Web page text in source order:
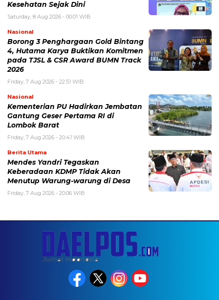
Kesehatan Sejak Dini
Saturday, 8 Aug 2026 - 00:01 WIB
Nasional
Borong 3 Penghargaan Gold Bintang
4, Hutama Karya Buktikan Komitmen
pada TJSL & CSR Award BUMN Track
2026
Friday, 7 Aug 2026 - 22:51 WIB
Nasional
Kementerian PU Hadirkan Jembatan
Gantung Geser Pertama RI di
Lombok Barat
Friday, 7 Aug 2026 - 20:41 WIB
Berita Utama
Mendes Yandri Tegaskan
Keberadaan KDMP Tidak Akan
Menutup Warung-warung di Desa
Friday, 7 Aug 2026 - 20:06 WIB